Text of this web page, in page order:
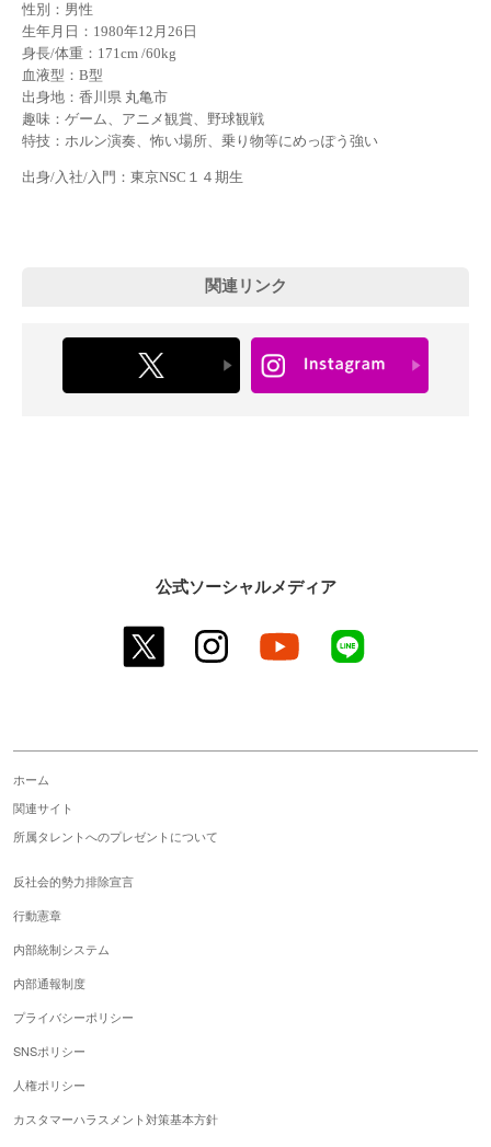
性別：男性
生年月日：1980年12月26日
身長/体重：171cm /60kg
血液型：B型
出身地：香川県 丸亀市
趣味：ゲーム、アニメ観賞、野球観戦
特技：ホルン演奏、怖い場所、乗り物等にめっぽう強い
出身/入社/入門：東京NSC１４期生
関連リンク
公式ソーシャルメディア
twitter instagram youtube
ホーム
関連サイト
所属タレントへのプレゼントについて
反社会的勢力排除宣言
行動憲章
内部統制システム
内部通報制度
プライバシーポリシー
SNSポリシー
人権ポリシー
カスタマーハラスメント対策基本方針